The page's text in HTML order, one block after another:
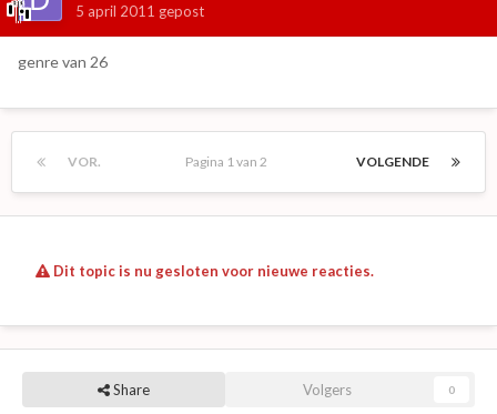
5 april 2011 gepost
genre van 26
VOR. VOLGENDE
Pagina 1 van 2
Dit topic is nu gesloten voor nieuwe reacties.
Share Volgers 0